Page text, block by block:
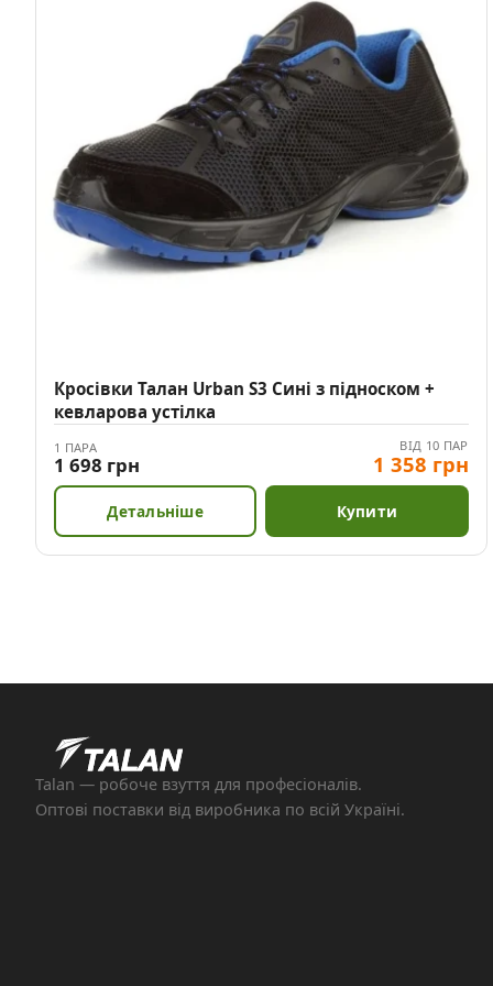
Кросівки Талан Urban S3 Сині з підноском +
кевларова устілка
1 ПАРА
1 698 грн
ВІД 10 ПАР
1 358 грн
Детальніше Купити
Talan — робоче взуття для професіоналів.
Оптові поставки від виробника по всій Україні.